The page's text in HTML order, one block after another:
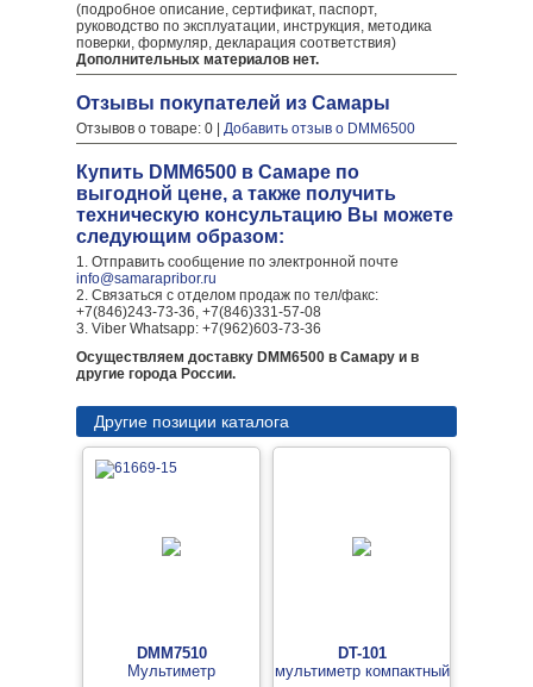
(подробное описание, сертификат, паспорт,
руководство по эксплуатации, инструкция, методика
поверки, формуляр, декларация соответствия)
Дополнительных материалов нет.
Отзывы покупателей из Самары
Отзывов о товаре: 0 | Добавить отзыв о DMM6500
Купить DMM6500 в Самаре по
выгодной цене, а также получить
техническую консультацию Вы можете
следующим образом:
1. Отправить сообщение по электронной почте
info@samarapribor.ru
2. Связаться с отделом продаж по тел/факс:
+7(846)243-73-36, +7(846)331-57-08
3. Viber Whatsapp: +7(962)603-73-36
Осуществляем доставку DMM6500 в Самару и в
другие города России.
Другие позиции каталога
DMM7510
Мультиметр
DT-101
мультиметр компактный